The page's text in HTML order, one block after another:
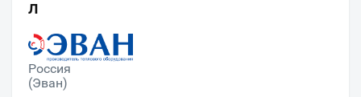
л
Россия
(Эван)